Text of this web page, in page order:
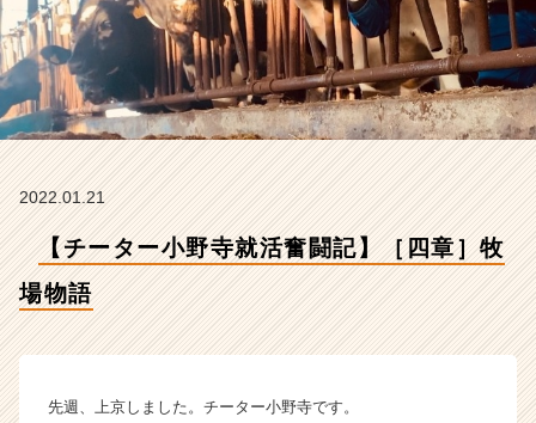
イ
デ
ン
テ
ィ
テ
タ
イ
ベ
2022.01.21
【チーター小野寺就活奮闘記】［四章］牧
場物語
先週、上京しました。チーター小野寺です。